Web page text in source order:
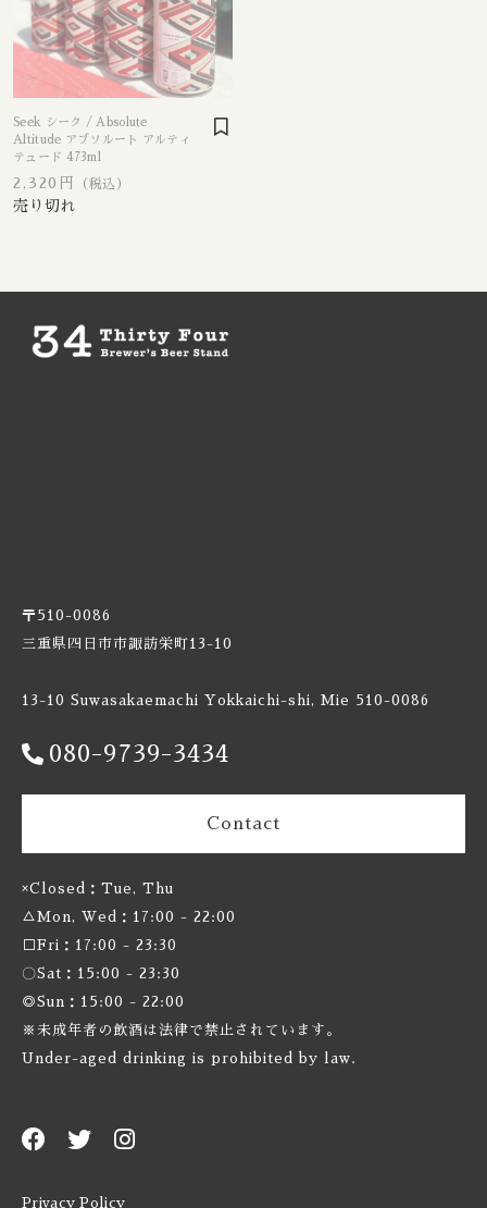
Seek シーク / Absolute
Altitude アブソルート アルティ
テュード 473ml
2,320円 （税込）
〒510-0086
三重県四日市市諏訪栄町13-10
13-10 Suwasakaemachi Yokkaichi-shi, Mie 510-0086
080-9739-3434
Contact
×Closed：Tue, Thu
△Mon, Wed：17:00 - 22:00
□Fri：17:00 - 23:30
〇Sat：15:00 - 23:30
◎Sun：15:00 - 22:00
※未成年者の飲酒は法律で禁止されています。
Under-aged drinking is prohibited by law.
Privacy Policy
ビーイージーブルーイング/ Be Easy Brewing
Behemoth / ベヒーモス
Belching Beaver / ベルチングビーバー
BreWskey / ブリュースキー
Burning Beard / バーニングビアード
Burnt Mill / バーントミル
Casa Agria / カサ アグリア
Cellador Ales / セラドアエールズ
Cloudwater / クラウドウォーター
Collective Arts / コレクティブアーツ
Creature Comforts / クリーチャー コンフォーツ
Ireland / アイルランド
Japan / 日本
Republic of Latvia / ラトビア共和国